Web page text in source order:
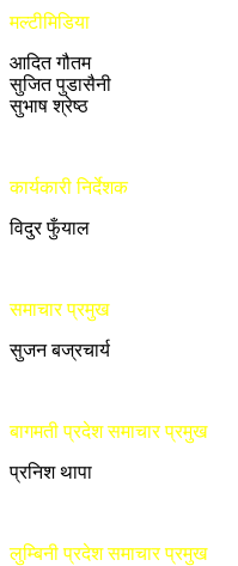
मल्टीमिडिया
आदित गौतम
सुजित पुडासैनी
सुभाष श्रेष्ठ
कार्यकारी निर्देशक
विदुर फुँयाल
समाचार प्रमुख
सुजन बज्रचार्य
बागमती प्रदेश समाचार प्रमुख
प्रनिश थापा
लुम्बिनी प्रदेश समाचार प्रमुख